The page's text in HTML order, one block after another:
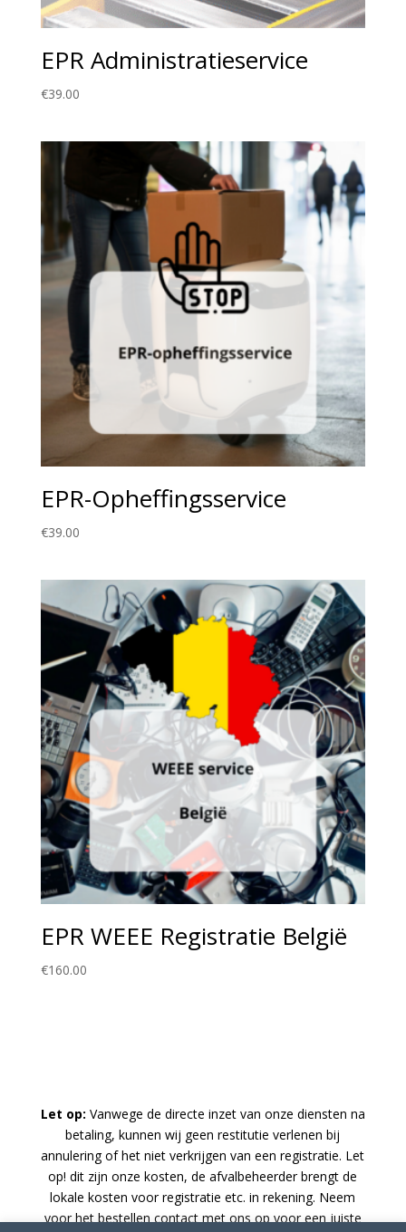
EPR Administratieservice
€39.00
EPR-Opheffingsservice
€39.00
EPR WEEE Registratie België
€160.00
Let op: Vanwege de directe inzet van onze diensten na
betaling, kunnen wij geen restitutie verlenen bij
annulering of het niet verkrijgen van een registratie. Let
op! dit zijn onze kosten, de afvalbeheerder brengt de
lokale kosten voor registratie etc. in rekening. Neem
voor het bestellen contact met ons op voor een juiste